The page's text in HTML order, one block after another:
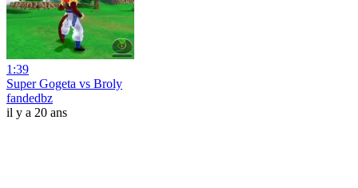
1:39
Super Gogeta vs Broly
fandedbz
il y a 20 ans